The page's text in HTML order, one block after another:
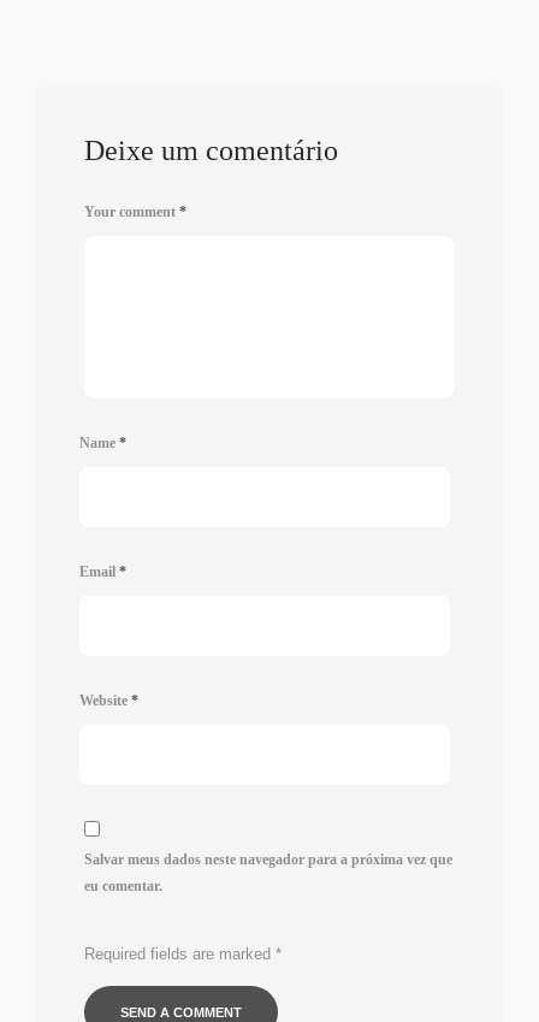
Deixe um comentário
Your comment *
Name *
Email *
Website *
Salvar meus dados neste navegador para a próxima vez que
eu comentar.
Required fields are marked *